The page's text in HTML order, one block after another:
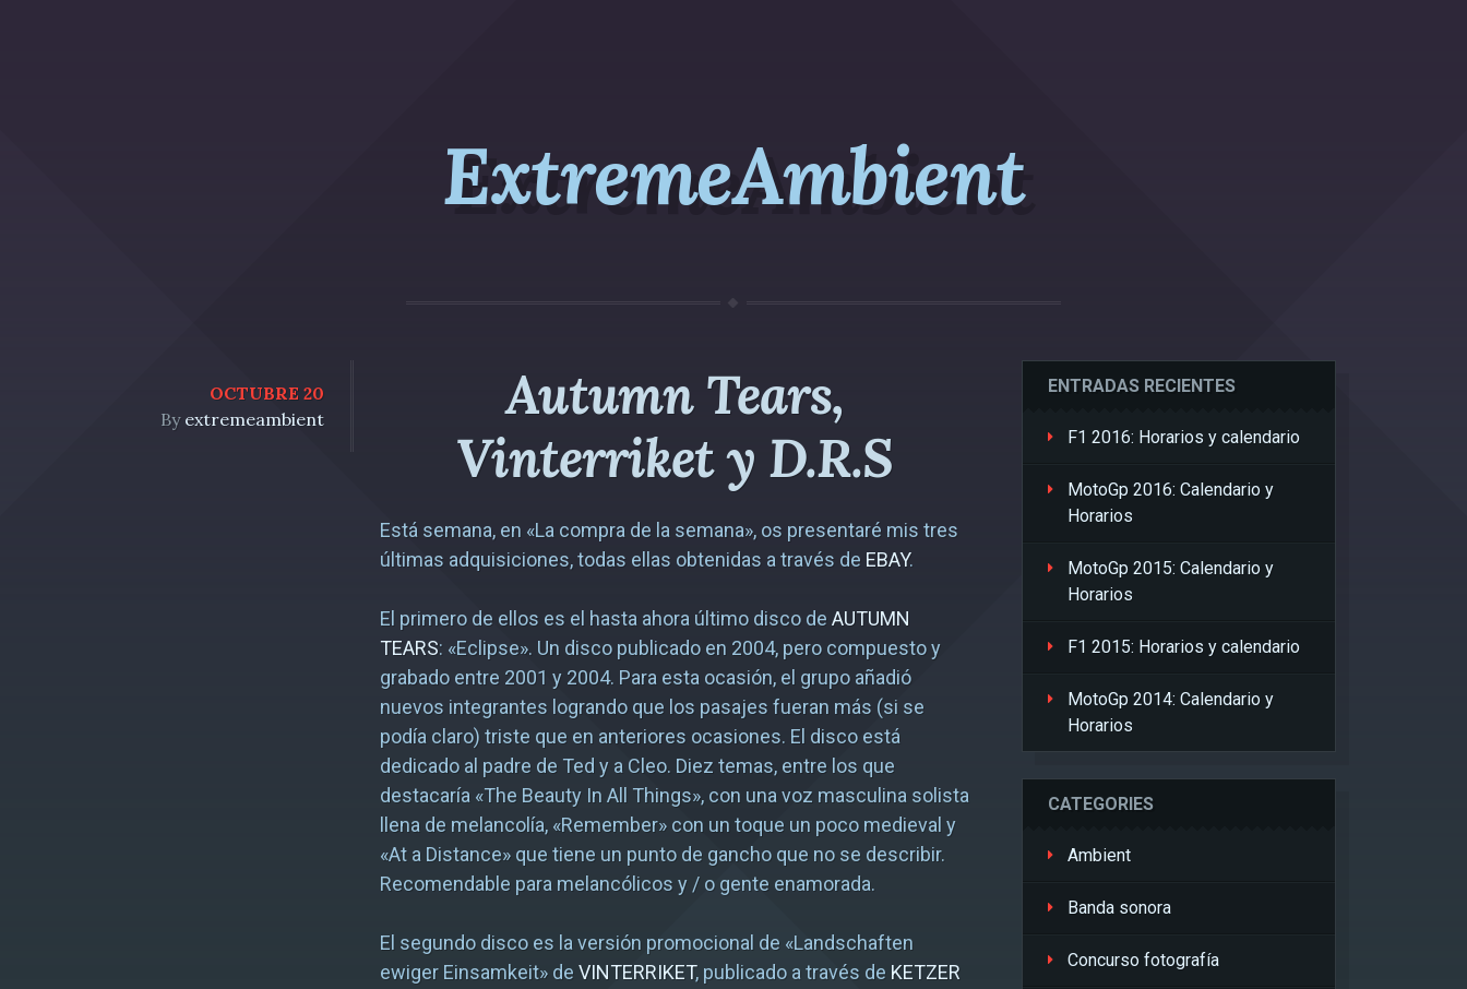
ExtremeAmbient
OCTUBRE 20
By extremeambient
Autumn Tears,
Vinterriket y D.R.S
Está semana, en «La compra de la semana», os presentaré mis tres
últimas adquisiciones, todas ellas obtenidas a través de EBAY.
El primero de ellos es el hasta ahora último disco de AUTUMN
TEARS: «Eclipse». Un disco publicado en 2004, pero compuesto y
grabado entre 2001 y 2004. Para esta ocasión, el grupo añadió
nuevos integrantes logrando que los pasajes fueran más (si se
podía claro) triste que en anteriores ocasiones. El disco está
dedicado al padre de Ted y a Cleo. Diez temas, entre los que
destacaría «The Beauty In All Things», con una voz masculina solista
llena de melancolía, «Remember» con un toque un poco medieval y
«At a Distance» que tiene un punto de gancho que no se describir.
Recomendable para melancólicos y / o gente enamorada.
El segundo disco es la versión promocional de «Landschaften
ewiger Einsamkeit» de VINTERRIKET, publicado a través de KETZER
ENTRADAS RECIENTES
F1 2016: Horarios y calendario
MotoGp 2016: Calendario y
Horarios
MotoGp 2015: Calendario y
Horarios
F1 2015: Horarios y calendario
MotoGp 2014: Calendario y
Horarios
CATEGORIES
Ambient
Banda sonora
Concurso fotografía